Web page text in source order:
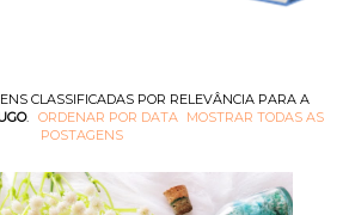
CLASSIFICADAS POR RELEVÂNCIA PARA A
. ORDENAR POR DATA
MOSTRAR TODAS AS
POSTAGENS